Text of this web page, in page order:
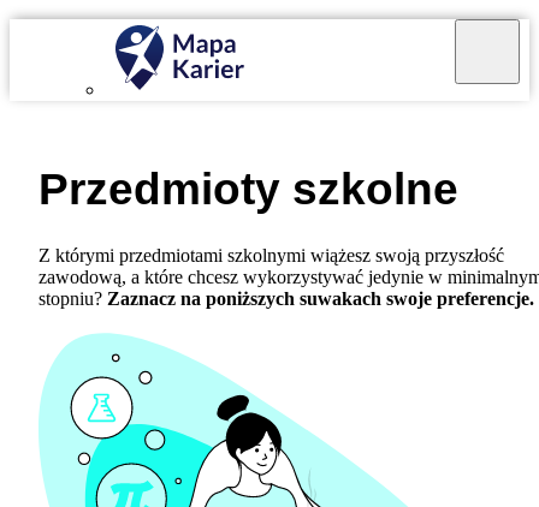
Przedmioty szkolne
Z którymi przedmiotami szkolnymi wiążesz swoją przyszłość
zawodową, a które chcesz wykorzystywać jedynie w
stopniu? Zaznacz na poniższych suwakach swoje preferencje.